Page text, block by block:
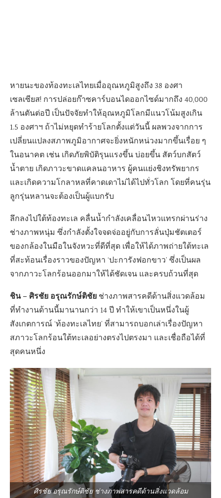
หายนะของท้องทะเลไทยเมื่ออุณหภูมิสูงถึง 38 องศา
เซลเซียส! การปล่อยก๊าซคาร์บอนไดออกไซด์มากถึง 40,000
ล้านตันต่อปี เป็นปัจจัยทำให้อุณหภูมิโลกมีแนวโน้มสูงเกิน
1.5 องศาฯ ถ้าไม่หยุดทำร้ายโลกตั้งแต่วันนี้ ผลพวงจากการ
เปลี่ยนแปลงสภาพภูมิอากาศจะยิ่งหนักหน่วงมากขึ้นเรื่อย ๆ
ในอนาคต เช่น เกิดภัยพิบัติรุนแรงขึ้น บ่อยขึ้น สัตว์บกสัตว์
น้ำตาย เกิดภาวะขาดแคลนอาหาร ผู้คนแย่งชิงทรัพยากร
และเกิดความโกลาหลที่คาดเดาไม่ได้ไปทั่วโลก โดยที่คนรุ่น
ลูกรุ่นหลานจะต้องเป็นผู้แบกรับ
ลึกลงไปใต้ท้องทะเล คลื่นน้ำกำลังเคลื่อนไหวแทรกผ่านร่าง
ช่างภาพหนุ่ม ซึ่งกำลังตั้งใจจดจ่ออยู่กับการลั่นปุ่มชัตเตอร์
ของกล้องในมือในจังหวะที่ดีที่สุด เพื่อให้ได้ภาพถ่ายใต้ทะเล
ที่สะท้อนเรื่องราวของปัญหา ‘ปะการังฟอกขาว’ ซึ่งเป็นผล
จากภาวะโลกร้อนออกมาให้ได้ชัดเจน และครบถ้วนที่สุด
ชิน – ศิรชัย อรุณรักษ์ติชัย ช่างภาพสารคดีด้านสิ่งแวดล้อม
ที่ทำงานด้านนี้มานานกว่า 14 ปี ทำให้เขาเป็นหนึ่งในผู้
สังเกตการณ์ ‘ท้องทะเลไทย’ ที่สามารถบอกเล่าเรื่องปัญหา
สภาวะโลกร้อนใต้ทะเลอย่างตรงไปตรงมา และเชื่อถือได้ที่
สุดคนหนึ่ง
ศิรชัย อรุณรักษ์ติชัย ช่างภาพสารคดีด้านสิ่งแวดล้อม